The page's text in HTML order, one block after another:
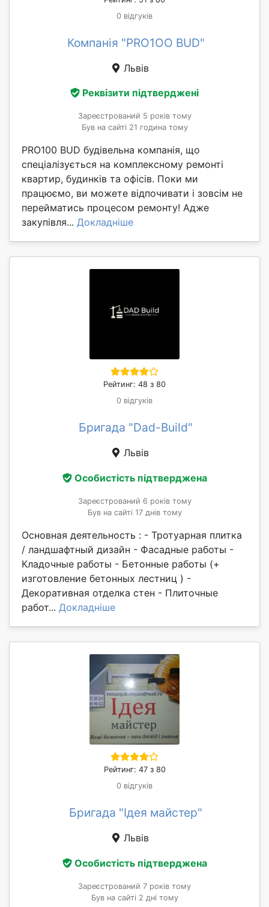
0 відгуків
Компанія "PRO1OO BUD"
Львів
Реквізити підтверджені
Зареєстрований 5 років тому
Був на сайті 21 година тому
PRO100 BUD будівельна компанія, що
спеціалізується на комплексному ремонті
квартир, будинків та офісів. Поки ми
працюємо, ви можете відпочивати і зовсім не
перейматись процесом ремонту! Адже
закупівля... Докладніше
Рейтинг: 48 з 80
0 відгуків
Бригада "Dad-Build"
Львів
Особистість підтверджена
Зареєстрований 6 років тому
Був на сайті 17 днів тому
Основная деятельность : - Тротуарная плитка
/ ландшафтный дизайн - Фасадные работы -
Кладочные работы - Бетонные работы (+
изготовление бетонных лестниц ) -
Декоративная отделка стен - Плиточные
работ... Докладніше
Рейтинг: 47 з 80
0 відгуків
Бригада "Ідея майстер"
Львів
Особистість підтверджена
Зареєстрований 7 років тому
Був на сайті 2 дні тому